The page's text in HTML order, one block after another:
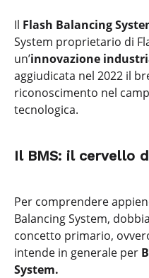
Il Flash Balancing
System proprietario di
un’innovazione
aggiudicata nel 2022 il
riconoscimento nel
tecnologica.
Il BMS: il cervello
Per comprendere
Balancing System,
concetto primario,
intende in generale per
System.